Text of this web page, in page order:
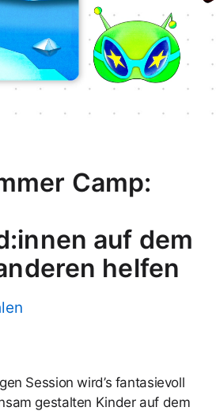
Camp:
auf dem
helfen
Session wird’s fantasievoll
gestalten Kinder auf dem